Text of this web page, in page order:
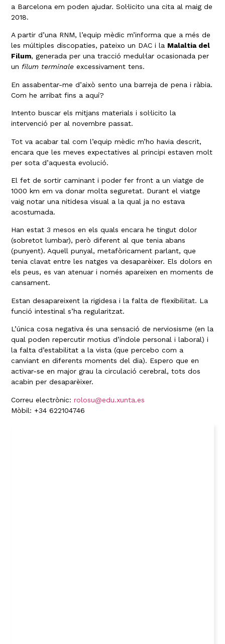
a Barcelona em poden ajudar. Sol·licito una cita al maig de
2018.
A partir d’una RNM, l’equip mèdic m’informa que a més de
les múltiples discopaties, pateixo un DAC i la Malaltia del
Filum, generada per una tracció medul·lar ocasionada per
un filum terminaleexcessivament tens.
En assabentar-me d’això sento una barreja de pena i ràbia.
Com he arribat fins a aquí?
Intento buscar els mitjans materials i sol·licito la
intervenció per al novembre passat.
Tot va acabar tal com l’equip mèdic m’ho havia descrit,
encara que les meves expectatives al principi estaven molt
per sota d’aquesta evolució.
El fet de sortir caminant i poder fer front a un viatge de
1000 km em va donar molta seguretat. Durant el viatge
vaig notar una nitidesa visual a la qual ja no estava
acostumada.
Han estat 3 mesos en els quals encara he tingut dolor
(sobretot lumbar), però diferent al que tenia abans
(punyent). Aquell punyal, metafòricament parlant, que
tenia clavat entre les natges va desaparèixer. Els dolors en
els peus, es van atenuar i només apareixen en moments de
cansament.
Estan desapareixent la rigidesa i la falta de flexibilitat. La
funció intestinal s’ha regularitzat.
L’única cosa negativa és una sensació de nerviosisme (en la
qual poden repercutir motius d’índole personal i laboral) i
la falta d’estabilitat a la vista (que percebo com a
canviant en diferents moments del dia). Espero que en
activar-se en major grau la circulació cerebral, tots dos
acabin per desaparèixer.
Correu electrònic:rolosu@edu.xunta.es
Mòbil: +34 622104746